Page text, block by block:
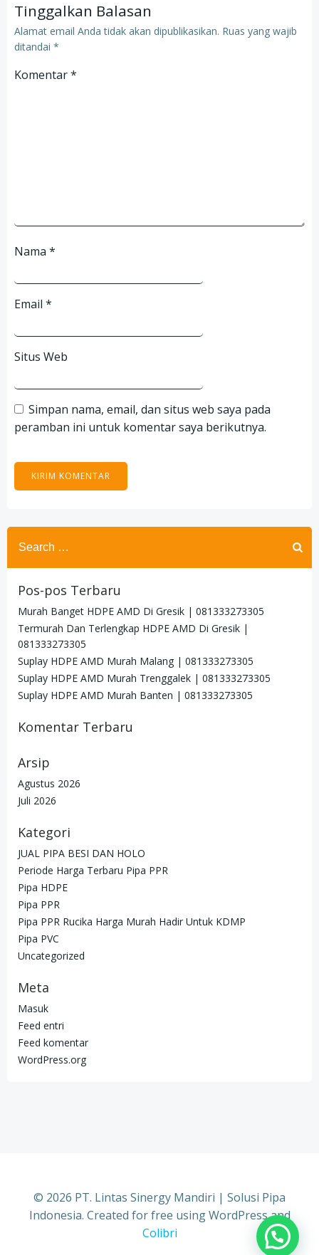
Tinggalkan Balasan
Alamat email Anda tidak akan dipublikasikan. Ruas yang wajib
ditandai *
Komentar*
Nama *
Email *
Situs Web
Simpan nama, email, dan situs web saya pada
peramban ini untuk komentar saya berikutnya.
Search
for:
Pos-pos Terbaru
Murah Banget HDPE AMD Di Gresik | 081333273305
Termurah Dan Terlengkap HDPE AMD Di Gresik |
081333273305
Suplay HDPE AMD Murah Malang | 081333273305
Suplay HDPE AMD Murah Trenggalek | 081333273305
Suplay HDPE AMD Murah Banten | 081333273305
Komentar Terbaru
Arsip
Agustus 2026
Juli 2026
Kategori
JUAL PIPA BESI DAN HOLO
Periode Harga Terbaru Pipa PPR
Pipa HDPE
Pipa PPR
Pipa PPR Rucika Harga Murah Hadir Untuk KDMP
Pipa PVC
Uncategorized
Meta
Masuk
Feed entri
Feed komentar
WordPress.org
© 2026 PT. Lintas Sinergy Mandiri | Solusi Pipa
Indonesia. Created for free using WordPress and
Colibri